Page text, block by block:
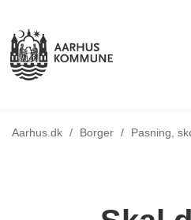
Aarhus.dk / Borger / Pasning,